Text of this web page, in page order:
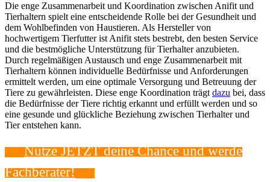
Die enge Zusammenarbeit und Koordination zwischen Anifit und
Tierhaltern spielt eine entscheidende Rolle bei der Gesundheit und
dem Wohlbefinden von Haustieren. Als Hersteller von
hochwertigem Tierfutter ist Anifit stets bestrebt, den besten Service
und die bestmögliche Unterstützung für Tierhalter anzubieten.
Durch regelmäßigen Austausch und enge Zusammenarbeit mit
Tierhaltern können individuelle Bedürfnisse und Anforderungen
ermittelt werden, um eine optimale Versorgung und Betreuung der
Tiere zu gewährleisten. Diese enge Koordination trägtdazu bei, dass
die Bedürfnisse der Tiere richtig erkannt und erfüllt werden und so
eine gesunde und glückliche Beziehung zwischen Tierhalter und
Tier entstehen kann.
Nutze JETZT deine​ Chance‍ und werde
Fachberater!